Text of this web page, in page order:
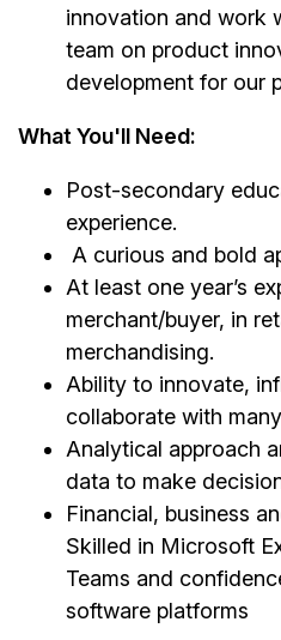
innovation and work
team on product
development for our
What You'll Need:
Post-secondary
experience.
A curious and bold
At least one year’s
merchant/buyer, in
merchandising.
Ability to innovate,
collaborate with
Analytical approach
data to make
Financial, business
Skilled in Microsoft
Teams and
software platforms